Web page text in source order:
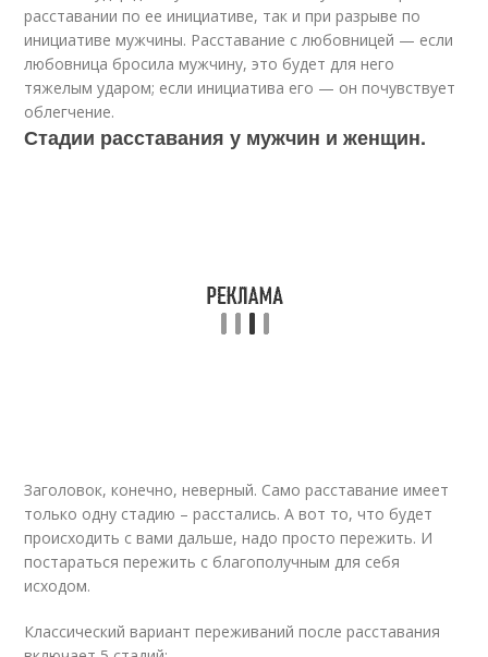
расставании по ее инициативе, так и при разрыве по
инициативе мужчины. Расставание с любовницей — если
любовница бросила мужчину, это будет для него
тяжелым ударом; если инициатива его — он почувствует
облегчение.
Стадии расставания у мужчин и женщин.
Заголовок, конечно, неверный. Само расставание имеет
только одну стадию – расстались. А вот то, что будет
происходить с вами дальше, надо просто пережить. И
постараться пережить с благополучным для себя
исходом.
Классический вариант переживаний после расставания